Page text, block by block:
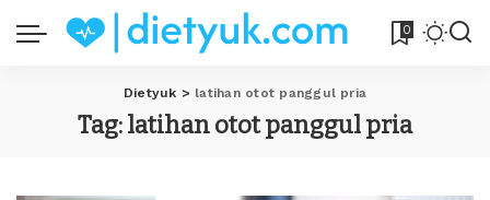
0
Dietyuk > latihan otot panggul pria
Tag:latihan otot panggul pria